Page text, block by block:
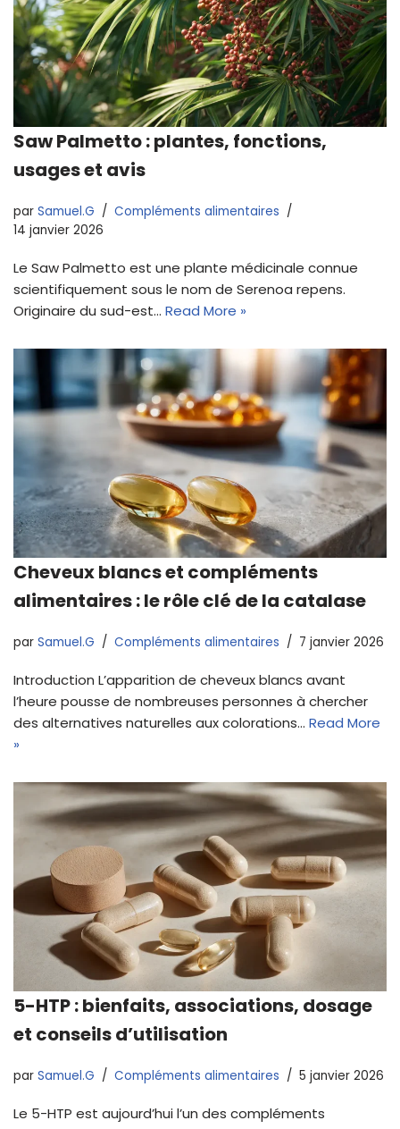
Saw Palmetto : plantes, fonctions,
usages et avis
par Samuel.G
Compléments alimentaires
14 janvier 2026
Le Saw Palmetto est une plante médicinale connue
scientifiquement sous le nom de Serenoa repens.
Originaire du sud-est… Read More »
Cheveux blancs et compléments
alimentaires : le rôle clé de la catalase
par Samuel.G Compléments alimentaires 7 janvier 2026
Introduction L’apparition de cheveux blancs avant
l’heure pousse de nombreuses personnes à chercher
des alternatives naturelles aux colorations… Read More
»
5-HTP : bienfaits, associations, dosage
et conseils d’utilisation
par Samuel.G Compléments alimentaires 5 janvier 2026
Le 5-HTP est aujourd’hui l’un des compléments